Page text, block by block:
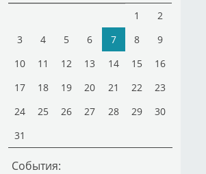
1
2
3
4 5 6 7 8
9
10
11 12 13 14 15
16
17
18 19 20 21 22
23
24
25 26 27 28 29
30
31
События: